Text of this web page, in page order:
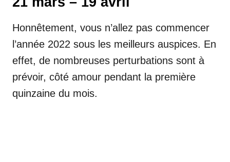
Honnêtement, vous n’allez pas commencer
l’année 2022 sous les meilleurs auspices. En
effet, de nombreuses perturbations sont à
prévoir, côté amour pendant la première
quinzaine du mois.